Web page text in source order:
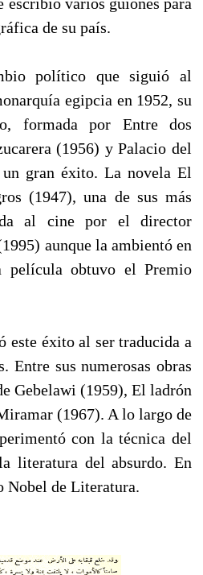
de su país.
político que siguió al
egipcia en 1952, su
formada por Entre dos
(1956) y Palacio del
gran éxito. La novela El
(1947), una de sus más
al cine por el director
aunque la ambientó en
obtuvo el Premio
este éxito al ser traducida a
Entre sus numerosas obras
Gebelawi (1959), El ladrón
(1967). A lo largo de
con la técnica del
literatura del absurdo. En
Nobel de Literatura.